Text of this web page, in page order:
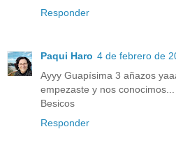
Responder
Paqui Haro 4 de febrero de
Ayyy Guapísima 3 añazos
empezaste y nos
Besicos
Responder